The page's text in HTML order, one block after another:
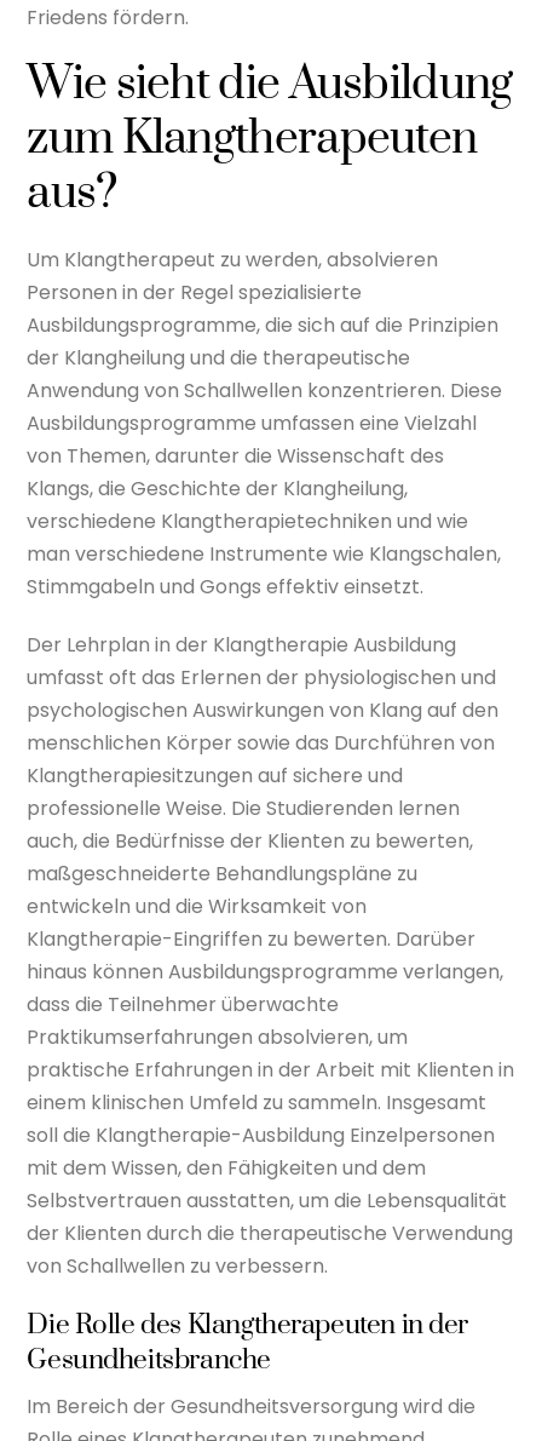
Friedens fördern.
Wie sieht die Ausbildung
zum Klangtherapeuten
aus?
Um Klangtherapeut zu werden, absolvieren
Personen in der Regel spezialisierte
Ausbildungsprogramme, die sich auf die Prinzipien
der Klangheilung und die therapeutische
Anwendung von Schallwellen konzentrieren. Diese
Ausbildungsprogramme umfassen eine Vielzahl
von Themen, darunter die Wissenschaft des
Klangs, die Geschichte der Klangheilung,
verschiedene Klangtherapietechniken und wie
man verschiedene Instrumente wie Klangschalen,
Stimmgabeln und Gongs effektiv einsetzt.
Der Lehrplan in der Klangtherapie Ausbildung
umfasst oft das Erlernen der physiologischen und
psychologischen Auswirkungen von Klang auf den
menschlichen Körper sowie das Durchführen von
Klangtherapiesitzungen auf sichere und
professionelle Weise. Die Studierenden lernen
auch, die Bedürfnisse der Klienten zu bewerten,
maßgeschneiderte Behandlungspläne zu
entwickeln und die Wirksamkeit von
Klangtherapie-Eingriffen zu bewerten. Darüber
hinaus können Ausbildungsprogramme verlangen,
dass die Teilnehmer überwachte
Praktikumserfahrungen absolvieren, um
praktische Erfahrungen in der Arbeit mit Klienten in
einem klinischen Umfeld zu sammeln. Insgesamt
soll die Klangtherapie-Ausbildung Einzelpersonen
mit dem Wissen, den Fähigkeiten und dem
Selbstvertrauen ausstatten, um die Lebensqualität
der Klienten durch die therapeutische Verwendung
von Schallwellen zu verbessern.
Die Rolle des Klangtherapeuten in der
Gesundheitsbranche
Im Bereich der Gesundheitsversorgung wird die